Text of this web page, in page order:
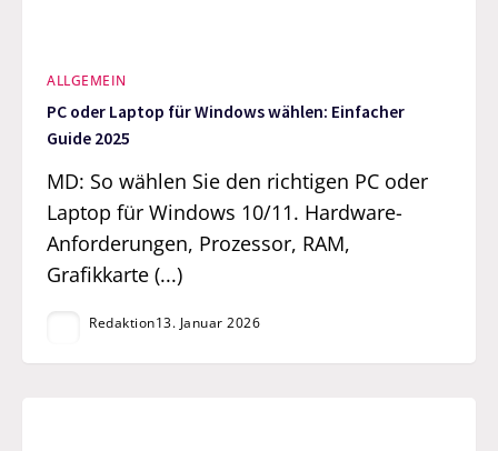
ALLGEMEIN
PC oder Laptop für Windows wählen: Einfacher
Guide 2025
MD: So wählen Sie den richtigen PC oder
Laptop für Windows 10/11. Hardware-
Anforderungen, Prozessor, RAM,
Grafikkarte (...)
Redaktion13. Januar 2026